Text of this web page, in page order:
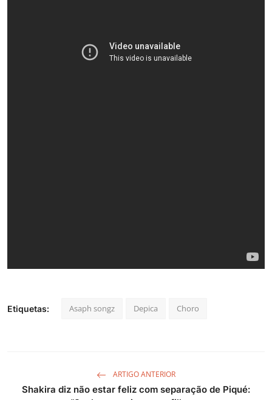
Etiquetas: Asaph songz Depica Choro
ARTIGO ANTERIOR
Shakira diz não estar feliz com separação de Piqué: